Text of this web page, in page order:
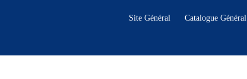
Site Général Catalogue Général